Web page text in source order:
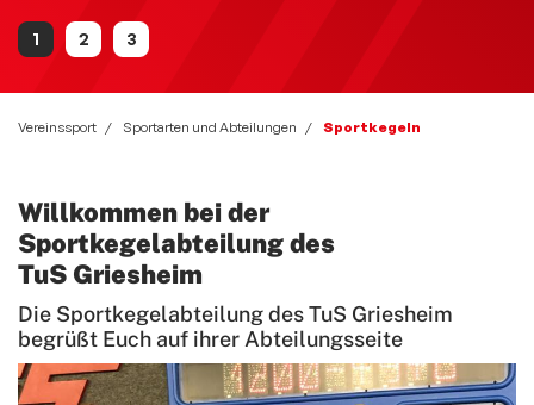
Vereinssport Sportarten und Abteilungen Sportkegeln
Willkommen bei der
Sportkegelabteilung des
TuS Griesheim
Die Sportkegelabteilung des TuS Griesheim
begrüßt Euch auf ihrer Abteilungsseite
Rehasport
Deutsches Sportabzeichen
eSport Gruppe
Faustball
Fußball